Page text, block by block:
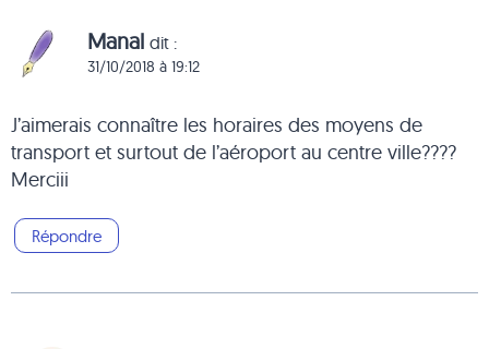
Manal dit :
31/10/2018 à 19:12
J’aimerais connaître les horaires des moyens de
transport et surtout de l’aéroport au centre ville????
Merciii
Répondre